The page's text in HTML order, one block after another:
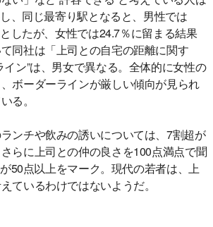
、同じ最寄り駅となると、男性では
したが、女性では24.7％に留まる結果
同社は「上司との自宅の距離に関す
イン”は、男女で異なる。全体的に女性の
ボーダーラインが厳しい傾向が見られ
る。
ンチや飲みの誘いについては、7割超が
らに上司との仲の良さを100点満点で聞
50点以上をマーク。現代の若者は、上
ているわけではないようだ。